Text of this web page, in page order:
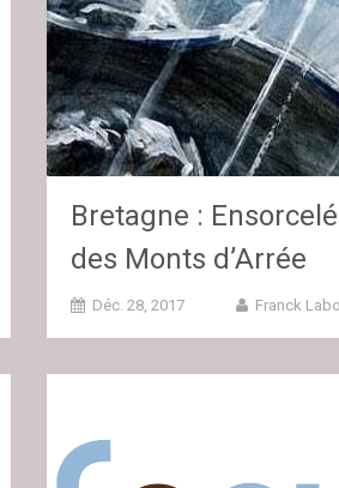
Bretagne :
des Monts d’Arrée
Déc. 28, 2017 Franck